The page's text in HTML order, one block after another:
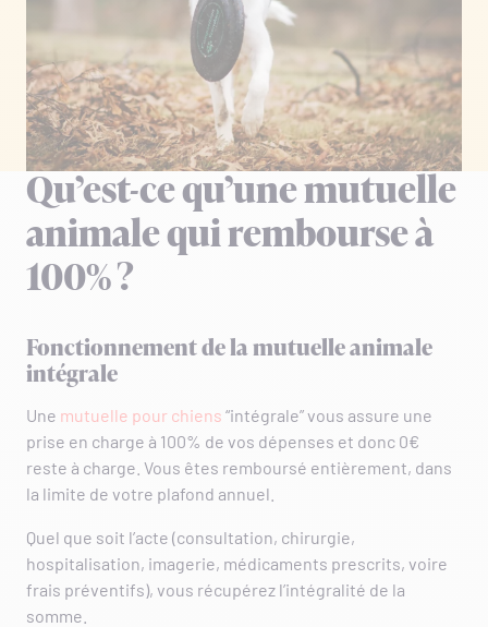
Qu’est-ce qu’une mutuelle
animale qui rembourse à
100% ?
Fonctionnement de la mutuelle animale
intégrale
Une mutuelle pour chiens “intégrale” vous assure une
prise en charge à 100% de vos dépenses et donc 0€
reste à charge. Vous êtes remboursé entièrement, dans
la limite de votre plafond annuel.
Quel que soit l’acte (consultation, chirurgie,
hospitalisation, imagerie, médicaments prescrits, voire
frais préventifs), vous récupérez l’intégralité de la
somme.